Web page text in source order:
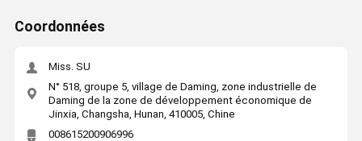
Coordonnées
Miss. SU
N° 518, groupe 5, village de Daming, zone industrielle de
Daming de la zone de développement économique de
Jinxia, Changsha, Hunan, 410005, Chine
008615200906996